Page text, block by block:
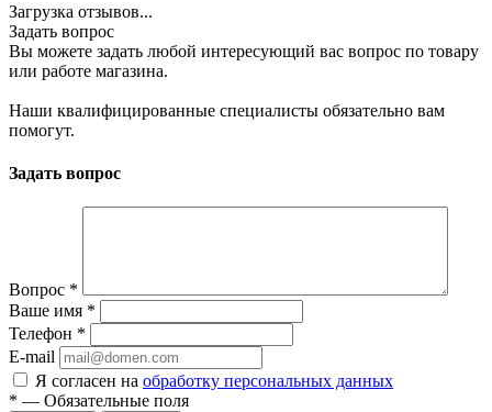
Загрузка отзывов...
Задать вопрос
Вы можете задать любой интересующий вас вопрос по товару
или работе магазина.
Наши квалифицированные специалисты обязательно вам
помогут.
Задать вопрос
Вопрос *
Ваше имя *
Телефон *
E-mail
Я согласен на обработку персональных данных
* — Обязательные поля